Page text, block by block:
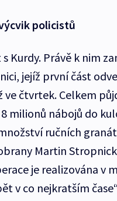
policistů
Kurdy. Právě k nim
jejíž první část
čtvrtek. Celkem
milionů nábojů do
ručních
Martin
je realizována v
v co nejkratším